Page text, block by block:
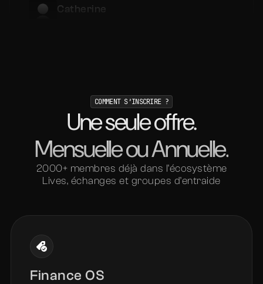
Megan
Le guide pratique qui réunit toutes les façons
COMMENT S’INSCRIRE ?
Une seule offre.
Mensuelle ou Annuelle.
2000+ membres déjà dans l’écosystème
Lives, échanges et groupes d’entraide
Finance OS